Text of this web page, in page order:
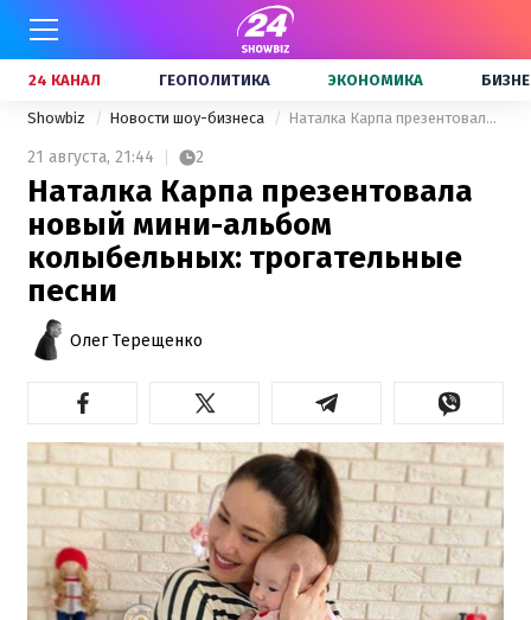
24 КАНАЛ ГЕОПОЛИТИКА ЭКОНОМИКА
Showbiz Новости шоу-бизнеса Наталка Карпа презентовала новый мини-альбом колыбельных: трогательные песни
21 августа, 21:44 2
Наталка Карпа презентовала
новый мини-альбом
колыбельных: трогательные
песни
Олег Терещенко